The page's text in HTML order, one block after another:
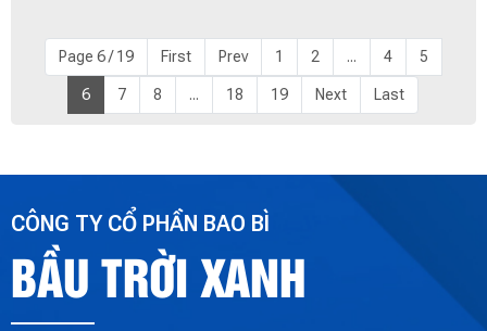
Page 6 / 19 First Prev 1 2 ... 4 5
6 7 8 ... 18 19 Next Last
CÔNG TY CỔ PHẦN BAO BÌ
BẦU TRỜI XANH